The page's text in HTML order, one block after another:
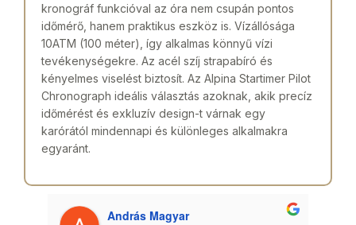
kronográf funkcióval az óra nem csupán pontos
időmérő, hanem praktikus eszköz is. Vízállósága
10ATM (100 méter), így alkalmas könnyű vízi
tevékenységekre. Az acél szíj strapabíró és
kényelmes viselést biztosít. Az Alpina Startimer Pilot
Chronograph ideális választás azoknak, akik precíz
időmérést és exkluzív design-t várnak egy
karórától mindennapi és különleges alkalmakra
egyaránt.
András Magyar